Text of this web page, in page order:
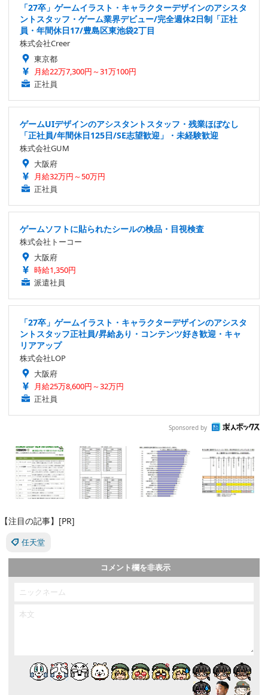
「27卒」ゲームイラスト・キャラクターデザインのアシスタ
ントスタッフ・ゲーム業界デビュー/完全週休2日制「正社
員・年間休日17/豊島区東池袋2丁目
株式会社Creer
東京都
月給22万7,300円～31万100円
正社員
ゲームUIデザインのアシスタントスタッフ・残業ほぼなし
「正社員/年間休日125日/SE志望歓迎」・未経験歓迎
株式会社GUM
大阪府
月給32万円～50万円
正社員
ゲームソフトに貼られたシールの検品・目視検査
株式会社トーコー
大阪府
時給1,350円
派遣社員
「27卒」ゲームイラスト・キャラクターデザインのアシスタ
ントスタッフ正社員/昇給あり・コンテンツ好き歓迎・キャ
リアアップ
株式会社LOP
大阪府
月給25万8,600円～32万円
正社員
Sponsored by
【注目の記事】[PR]
任天堂
コメント欄を非表示